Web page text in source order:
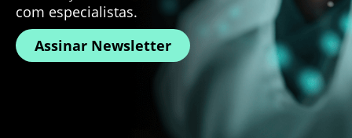
com especialistas.
Assinar Newsletter